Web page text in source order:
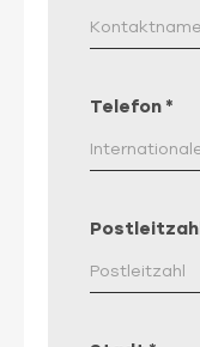
Telefon *
Postleitzahl